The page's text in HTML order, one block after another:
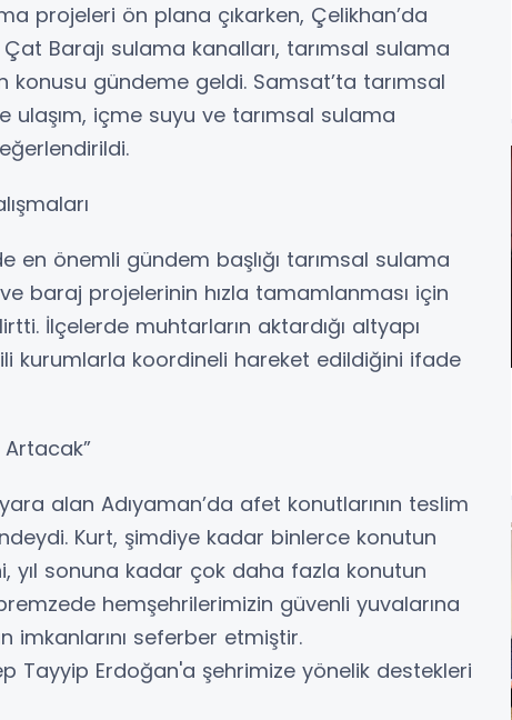
projeleri ön plana çıkarken, Çelikhan’da
Barajı sulama kanalları, tarımsal sulama
konusu gündeme geldi. Samsat’ta tarımsal
ulaşım, içme suyu ve tarımsal sulama
en önemli gündem başlığı tarımsal sulama
baraj projelerinin hızla tamamlanması için
İlçelerde muhtarların aktardığı altyapı
kurumlarla koordineli hareket edildiğini ifade
Artacak”
alan Adıyaman’da afet konutlarının teslim
Kurt, şimdiye kadar binlerce konutun
yıl sonuna kadar çok daha fazla konutun
hemşehrilerimizin güvenli yuvalarına
imkanlarını seferber etmiştir.
Tayyip Erdoğan'a şehrimize yönelik destekleri